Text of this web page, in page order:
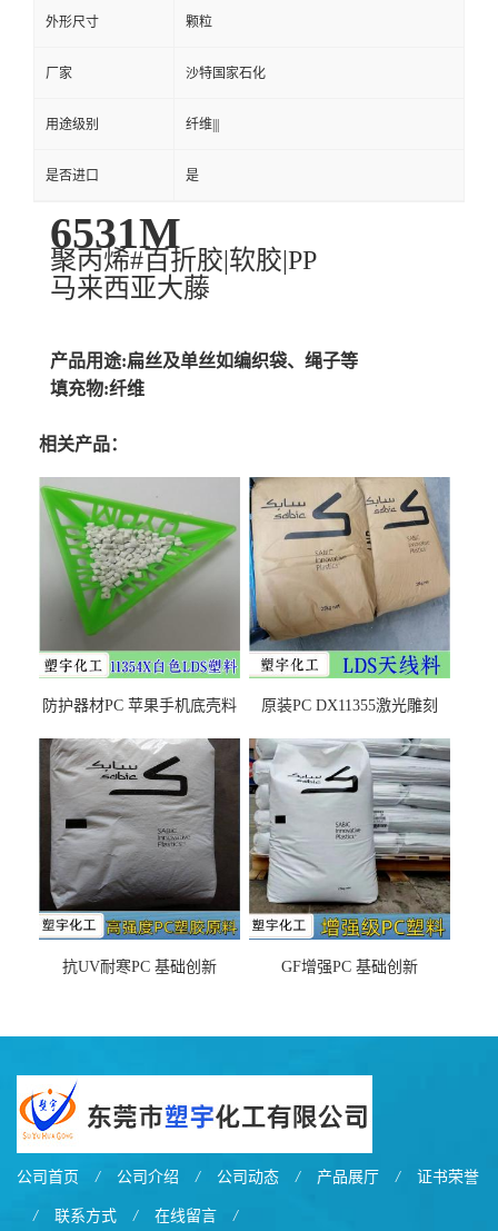
外形尺寸 颗粒
厂家 沙特国家石化
用途级别 纤维|||
是否进口 是
6531M
聚丙烯#百折胶|软胶|PP
马来西亚大藤
产品用途:扁丝及单丝如编织袋、绳子等
填充物:纤维
相关产品：
防护器材PC 苹果手机底壳料
之忧
原装PC DX11355激光雕刻
抗UV耐寒PC 基础创新
GF增强PC 基础创新
公司首页 / 公司介绍 / 公司动态 / 产品展厅 / 证书荣誉
/ 联系方式 / 在线留言 /